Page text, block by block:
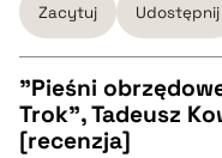
pobierz cytat
Zacytuj Udostępnij
CZYSTY TEKST
"Pieśni
Trok", Tadeusz
[recenzja]